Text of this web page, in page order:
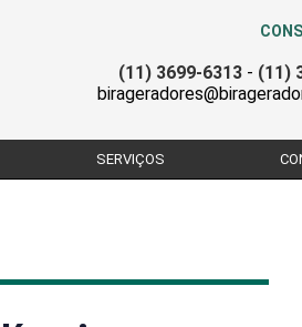
(11) 3699-6313 - (11)
SERVIÇOS